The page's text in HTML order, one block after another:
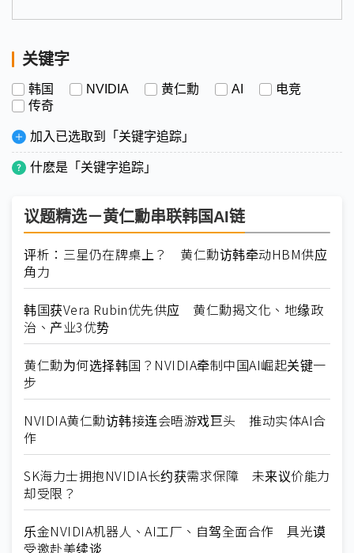
关键字
韩国 NVIDIA 黄仁勳 AI
电竞
传奇
加入已选取到「关键字追踪」
什麽是「关键字追踪」
议题精选－黄仁勳串联韩国AI链
评析：三星仍在牌桌上？ 黄仁勳访韩牵动HBM供应
角力
韩国获Vera Rubin优先供应 黄仁勳揭文化、地缘政
治、产业3优势
黄仁勳为何选择韩国？NVIDIA牵制中国AI崛起关键一
步
NVIDIA黄仁勳访韩接连会晤游戏巨头 推动实体AI合
作
SK海力士拥抱NVIDIA长约获需求保障 未来议价能力
却受限？
乐金NVIDIA机器人、AI工厂、自驾全面合作 具光谟
受邀赴美续谈